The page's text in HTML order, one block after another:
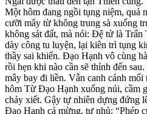
Một hôm đang ngồi tụng niệm, quả
cưỡi mây từ không trung sà xuống
không sát đất, mà nói: Đệ tử là
dày công tu luyện, lại kiên trì tụng
thầy sai khiến. Đạo Hạnh vô cùng
rồi hẹn khi nào cần sẽ thỉnh đến
mây bay đi liền. Vẫn canh cánh mối
hôm Từ Đạo Hạnh xuống núi, cầm
chảy xiết. Gậy tự nhiên dựng đứng
Đạo Hạnh cả mừng, tự nhủ: “Phép